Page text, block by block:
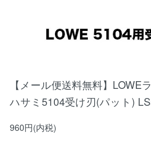
【メール便送料無料】LOWE
ハサミ5104受け刃(パット)
960円(内税)